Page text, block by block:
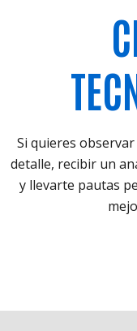
Si quieres
detalle, recibir un
y llevarte pautas